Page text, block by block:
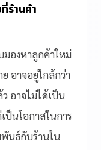
ร้านค้า
มองหาลูกค้าใหม่
อาจอยู่ใกล้กว่า
อาจไม่ได้เป็น
ป็นโอกาสในการ
นธ์กับร้านใน